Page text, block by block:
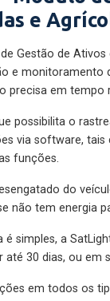
e
Gestão de
e monitoramento
precisa em tempo
possibilita o
via software, tais
funções.
do
não tem energia
é simples, a
até 30 dias, ou em
em todos os